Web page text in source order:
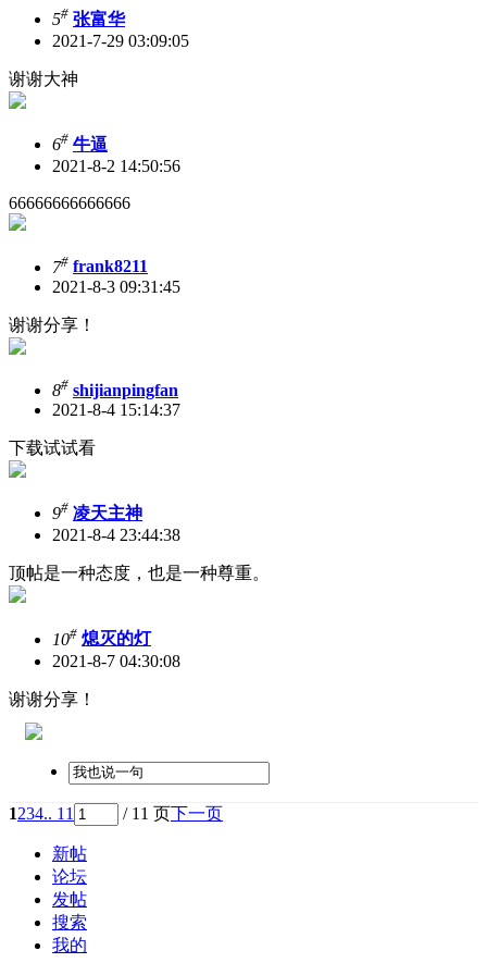
5# 张富华
2021-7-29 03:09:05
谢谢大神
6# 牛逼
2021-8-2 14:50:56
66666666666666
7# frank8211
2021-8-3 09:31:45
谢谢分享！
8# shijianpingfan
2021-8-4 15:14:37
下载试试看
9# 凌天主神
2021-8-4 23:44:38
顶帖是一种态度，也是一种尊重。
10# 熄灭的灯
2021-8-7 04:30:08
谢谢分享！
1234.. 11 / 11 页下一页
新帖
论坛
发帖
搜索
我的